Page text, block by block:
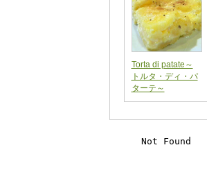
Torta di patate～
トルタ・ディ・パ
ターテ～